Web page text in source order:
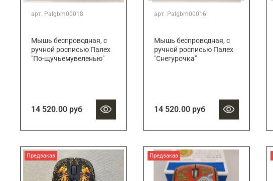
арт. Palgbm00018
Мышь беспроводная, с
ручной росписью Палех
"По-щучьемувеленью"
14 520.00 руб
арт. Palgbm00016
Мышь беспроводная, с
ручной росписью Палех
"Снегурочка"
14 520.00 руб
Предзаказ Предзаказ